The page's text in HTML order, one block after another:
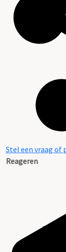
Stel een vraag of
Reageren